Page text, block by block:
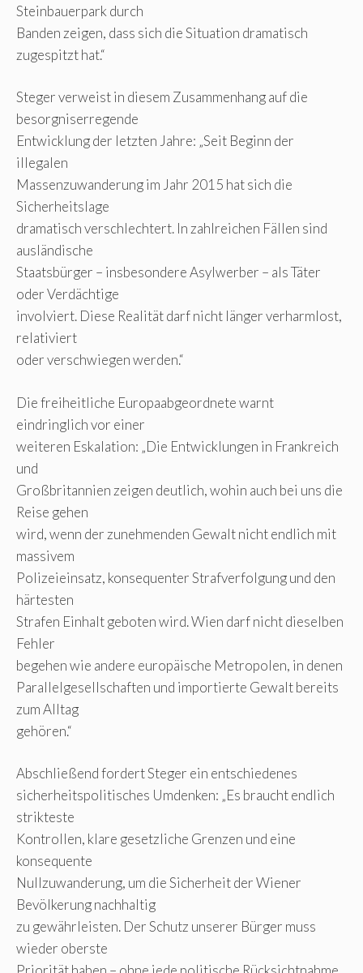
Steinbauerpark durch
Banden zeigen, dass sich die Situation dramatisch
zugespitzt hat.“
Steger verweist in diesem Zusammenhang auf die
besorgniserregende
Entwicklung der letzten Jahre: „Seit Beginn der
illegalen
Massenzuwanderung im Jahr 2015 hat sich die
Sicherheitslage
dramatisch verschlechtert. In zahlreichen Fällen sind
ausländische
Staatsbürger – insbesondere Asylwerber – als Täter
oder Verdächtige
involviert. Diese Realität darf nicht länger verharmlost,
relativiert
oder verschwiegen werden.“
Die freiheitliche Europaabgeordnete warnt
eindringlich vor einer
weiteren Eskalation: „Die Entwicklungen in Frankreich
und
Großbritannien zeigen deutlich, wohin auch bei uns die
Reise gehen
wird, wenn der zunehmenden Gewalt nicht endlich mit
massivem
Polizeieinsatz, konsequenter Strafverfolgung und den
härtesten
Strafen Einhalt geboten wird. Wien darf nicht dieselben
Fehler
begehen wie andere europäische Metropolen, in denen
Parallelgesellschaften und importierte Gewalt bereits
zum Alltag
gehören.“
Abschließend fordert Steger ein entschiedenes
sicherheitspolitisches Umdenken: „Es braucht endlich
strikteste
Kontrollen, klare gesetzliche Grenzen und eine
konsequente
Nullzuwanderung, um die Sicherheit der Wiener
Bevölkerung nachhaltig
zu gewährleisten. Der Schutz unserer Bürger muss
wieder oberste